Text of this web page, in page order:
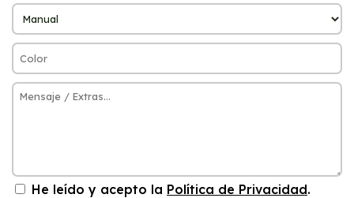
He leído y acepto la Política de Privacidad.